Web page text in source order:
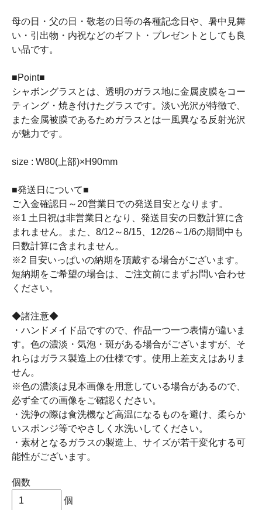
母の日・父の日・敬老の日等の各種記念日や、暑中見舞
い・引出物・内祝などのギフト・プレゼントとしても良
い品です。
■Point■
シャボングラスとは、透明のガラス地に金属皮膜をコー
ティング・焼き付けたグラスです。淡い光沢が特徴で、
また金属被膜であるためガラスとは一風異なる反射光沢
が魅力です。
size : W80(上部)×H90mm
■発送日について■
ご入金確認日～20営業日での発送目安となります。
※1 土日祝は非営業日となり、発送目安の日数計算に含
まれません。また、8/12～8/15、12/26～1/6の期間中も
日数計算に含まれません。
※2 目安いっぱいの納期を頂戴する場合がございます。
短納期をご希望の場合は、ご注文前にまずお問い合わせ
ください。
◆諸注意◆
・ハンドメイド品ですので、作品一つ一つ表情が違いま
す。色の濃淡・気泡・斑がある場合がございますが、そ
れらはガラス製造上の仕様です。使用上差支えはありま
せん。
※色の濃淡は見本画像を用意している場合があるので、
必ず全ての画像をご確認ください。
・洗浄の際は食洗機など高温になるものを避け、柔らか
いスポンジ等でやさしく水洗いしてください。
・素材となるガラスの製造上、サイズが若干変化する可
能性がございます。
個数
個